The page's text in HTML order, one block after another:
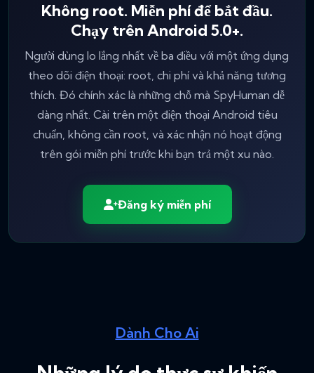
Không root. Miễn phí để bắt đầu.
Chạy trên Android 5.0+.
Người dùng lo lắng nhất về ba điều với một ứng dụng
theo dõi điện thoại: root, chi phí và khả năng tương
thích. Đó chính xác là những chỗ mà SpyHuman dễ
dàng nhất. Cài trên một điện thoại Android tiêu
chuẩn, không cần root, và xác nhận nó hoạt động
trên gói miễn phí trước khi bạn trả một xu nào.
Đăng ký miễn phí
Dành Cho Ai